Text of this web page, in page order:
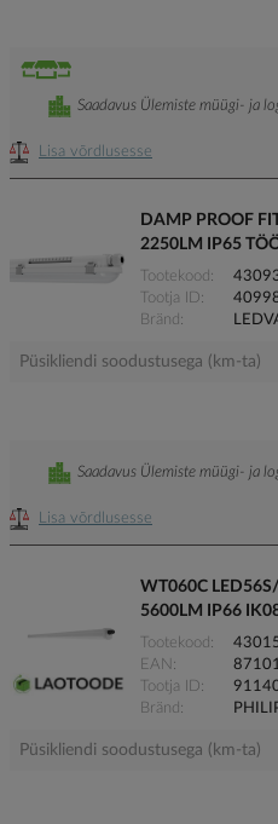
Lisa võrdlusesse
Saadavus Ülemiste müügi- ja
DAMP PROOF
2250LM IP65
Tootekood
Tootja ID
Bränd
Püsikliendi soodustusega (km-ta)
Lisa võrdlusesse
Saadavus Ülemiste müügi- ja
WT060C
5600LM IP66
Tootekood
EAN
Tootja ID
Bränd
Püsikliendi soodustusega (km-ta)